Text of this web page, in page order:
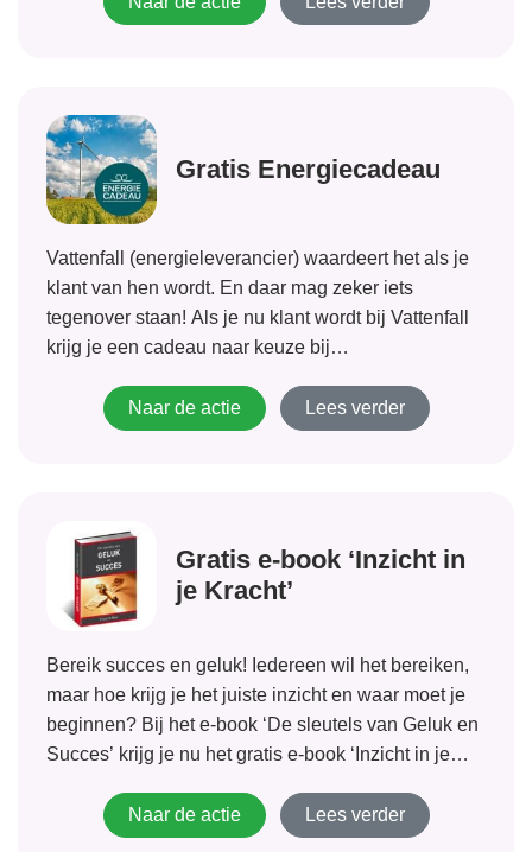
Kortingen...
Gratis Energiecadeau
Vattenfall (energieleverancier) waardeert het als je
klant van hen wordt. En daar mag zeker iets
tegenover staan! Als je nu klant wordt bij Vattenfall
krijg je een cadeau naar keuze bij
voor energie en binnen 4 weken nadat...
Naar de actie Lees verder
Gratis e-book ‘Inzicht in
je Kracht’
Bereik succes en geluk! Iedereen wil het bereiken,
maar hoe krijg je het juiste inzicht en waar moet je
beginnen? Bij het e-book ‘De sleutels van Geluk en
Succes’ krijg je nu het gratis e-book ‘Inzicht in je
Naar de actie
Lees verder